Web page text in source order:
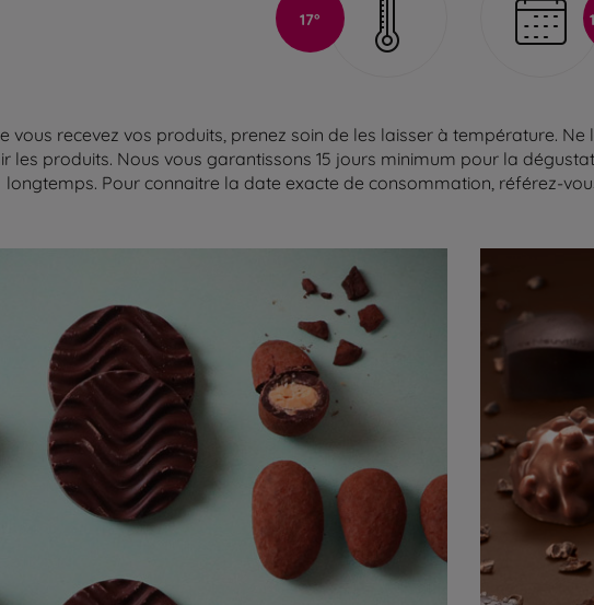
17°
vous recevez vos produits, prenez soin de les laisser à température.
les produits. Nous vous garantissons 15 jours minimum pour la
longtemps. Pour connaitre la date exacte de consommation, référez-